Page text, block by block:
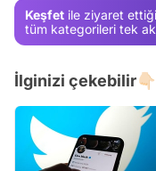
Keşfet ile ziyaret
tüm kategorileri tek
İlginizi çekebilir👇🏻